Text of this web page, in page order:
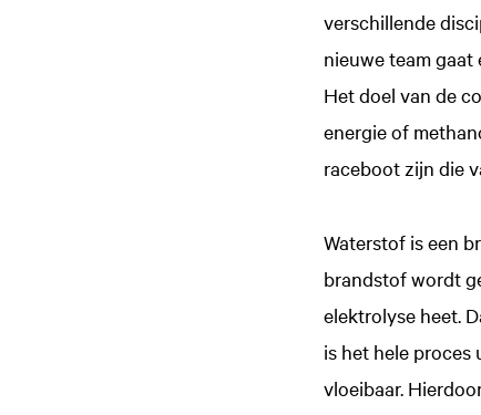
verschillende
nieuwe team
Het doel van de
energie of
raceboot zijn die
Waterstof is een
brandstof wordt
elektrolyse heet.
is het hele
vloeibaar.